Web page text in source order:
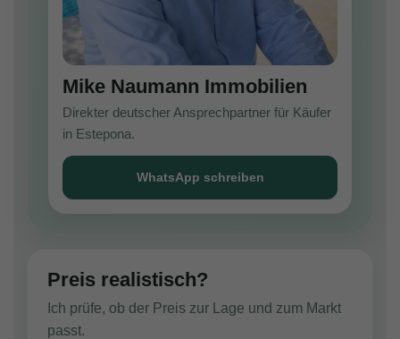
Mike Naumann Immobilien
Direkter deutscher Ansprechpartner für Käufer
in Estepona.
WhatsApp schreiben
Preis realistisch?
Ich prüfe, ob der Preis zur Lage und zum Markt
passt.